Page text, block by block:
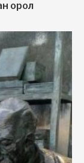
орол